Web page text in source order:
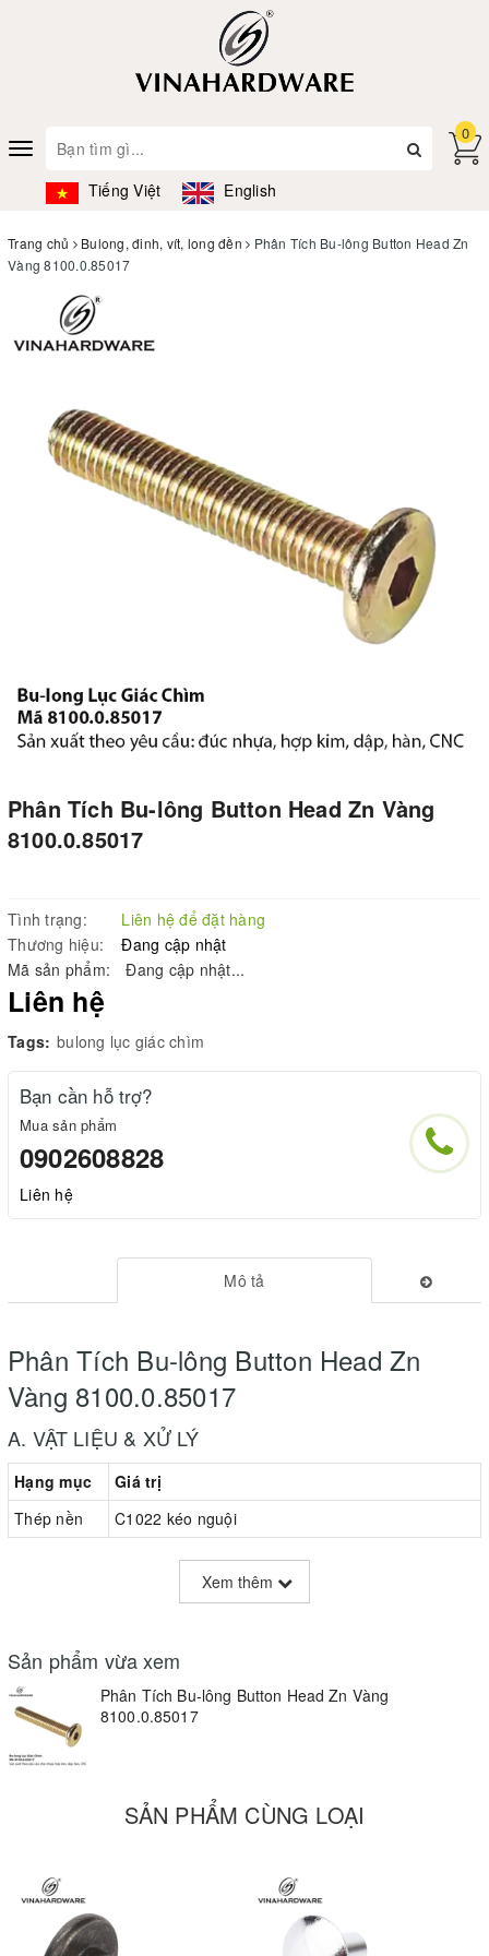
Toggle
navigation
Tiếng Việt English
0
Trang chủ Bulong, đinh, vít, long đền
Phân Tích Bu-lông Button Head Zn
Vàng 8100.0.85017
Phân Tích Bu-lông Button Head Zn Vàng
8100.0.85017
Tình trạng:
Liên hệ để đặt hàng
Thương hiệu:
Đang cập nhật
Mã sản phẩm:
Đang cập nhật...
Liên hệ
Tags: bulong lục giác chìm
Bạn cần hỗ trợ?
Mua sản phẩm
0902608828
Liên hệ
Mô tả
Phân Tích Bu-lông Button Head Zn
Vàng 8100.0.85017
A. VẬT LIỆU & XỬ LÝ
Hạng mục
Giá trị
Thép nền
C1022 kéo nguội
Tôi 770 °C → ram 200 °C (cấp 4.8)
Zn + Cr³⁺ vàng, ~8 µm, hệ số ma sát K ≈ 0,14
Tiêu chí
Tải kéo đứt
Mô-men tuôn ổ hex
> 38 HRC
C. SO SÁNH MÀU PHỦ
NSS 72 h
Xem thêm
Sản phẩm vừa xem
Phân Tích Bu-lông Button Head Zn Vàng
8100.0.85017
SẢN PHẨM CÙNG LOẠI